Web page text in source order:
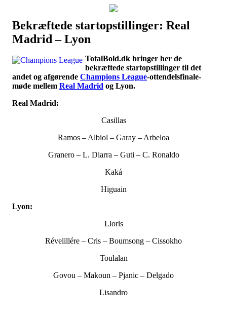
Наши партнеры
Bekræftede startopstillinger: Real
Madrid – Lyon
TotalBold.dk bringer her de
bekræftede startopstillinger til det
andet og afgørende Champions League-ottendelsfinale-
møde mellem Real Madrid og Lyon.
Real Madrid:
Casillas
Ramos – Albiol – Garay – Arbeloa
Granero – L. Diarra – Guti – C. Ronaldo
Kaká
Higuain
Lyon:
Lloris
Révelillére – Cris – Boumsong – Cissokho
Toulalan
Govou – Makoun – Pjanic – Delgado
Lisandro